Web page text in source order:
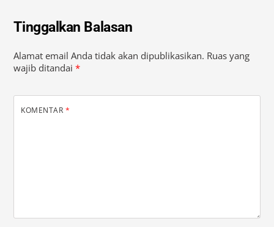
Tinggalkan Balasan
Alamat email Anda tidak akan dipublikasikan. Ruas yang
wajib ditandai*
KOMENTAR *